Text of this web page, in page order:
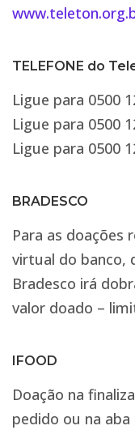
www.teleton
TELEFONE do
Ligue para 0500
Ligue para 0500
Ligue para 0500
BRADESCO
Para as doações
virtual do banco,
Bradesco irá
valor doado –
IFOOD
Doação na
pedido ou na aba